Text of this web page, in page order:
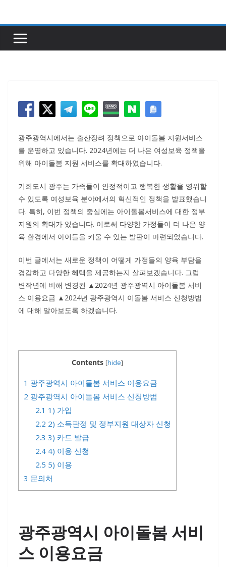
로
광주광역시에서는 출산장려 정책으로 아이돌봄 지원서비스
를 운영하고 있습니다. 2024년에는 더 나은 여성보육 정책을
위해 아이돌봄 지원 서비스를 확대하였습니다.
기회도시 광주는 가족들이 안정적이고 행복한 생활을 영위할
수 있도록 여성보육 분야에서의 혁신적인 정책을 발표했습니
다. 특히, 이번 정책의 중심에는 아이돌봄서비스에 대한 정부
지원의 확대가 있습니다. 이로써 다양한 가정들이 더 나은 양
육 환경에서 아이들을 키울 수 있는 발판이 마련되었습니다.
이번 글에서는 새로운 정책이 어떻게 가정들의 양육 부담을
경감하고 다양한 혜택을 제공하는지 살펴보겠습니다. 그럼
변작년에 비해 변경된 ▲2024년 광주광역시 아이돌봄 서비
스 이용요금 ▲2024년 광주광역시 이돌봄 서비스 신청방법
에 대해 알아보도록 하겠습니다.
Contents [hide]
1 광주광역시 아이돌봄 서비스 이용요금
2 광주광역시 아이돌봄 서비스 신청방법
2.1 1) 가입
2.2 2) 소득판정 및 정부지원 대상자 신청
2.3 3) 카드 발급
2.44) 이용 신청
2.5 5) 이용
3 문의처
광주광역시 아이돌봄 서비
스 이용요금